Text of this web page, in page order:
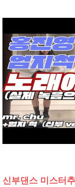
신부댄스 미스터